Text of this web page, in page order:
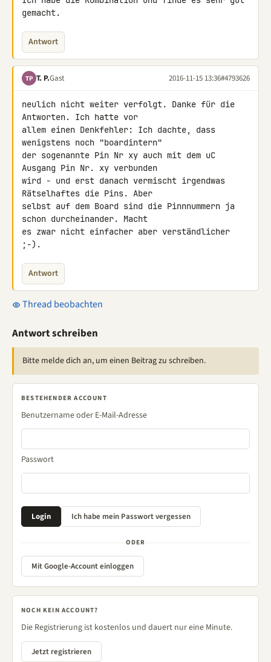
gemacht.
Antwort
TP T. P.Gast 2016-11-15 13:36#4793626
neulich nicht weiter verfolgt. Danke für die
Antworten. Ich hatte vor
allem einen Denkfehler: Ich dachte, dass
wenigstens noch "boardintern"
der sogenannte Pin Nr xy auch mit dem uC
Ausgang Pin Nr. xy verbunden
wird - und erst danach vermischt irgendwas
Rätselhaftes die Pins. Aber
selbst auf dem Board sind die Pinnnummern ja
schon durcheinander. Macht
es zwar nicht einfacher aber verständlicher
;-).
Antwort
Thread beobachten
Antwort schreiben
Bitte melde dich an, um einen Beitrag zu schreiben.
BESTEHENDER ACCOUNT
Benutzername oder E-Mail-Adresse
Passwort
ODER
Mit Google-Account einloggen
NOCH KEIN ACCOUNT?
Die Registrierung ist kostenlos und dauert nur eine Minute.
Jetzt registrieren